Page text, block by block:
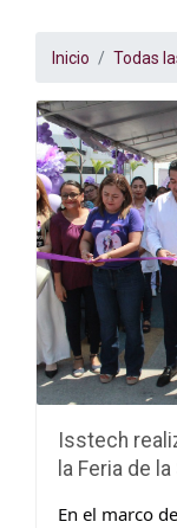
Inicio Todas
Isstech
la Feria de
En el marco